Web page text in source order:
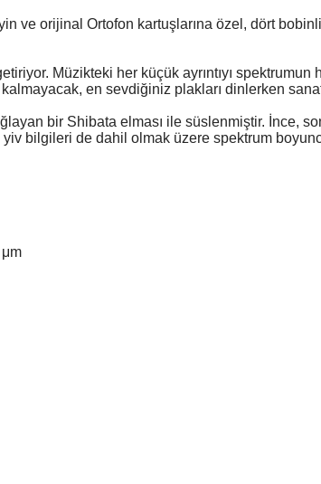
ve orijinal Ortofon kartuşlarına özel, dört
Müzikteki her küçük ayrıntıyı spektrumun
en sevdiğiniz plakları dinlerken
bir Shibata elması ile süslenmiştir. İnce,
bilgileri de dahil olmak üzere spektrum